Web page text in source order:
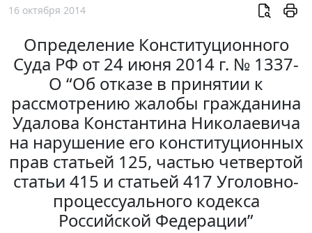
16 октября 2014
Определение Конституционного
Суда РФ от 24 июня 2014 г. № 1337-
О “Об отказе в принятии к
рассмотрению жалобы гражданина
Удалова Константина Николаевича
на нарушение его конституционных
прав статьей 125, частью четвертой
статьи 415 и статьей 417 Уголовно-
процессуального кодекса
Российской Федерации”